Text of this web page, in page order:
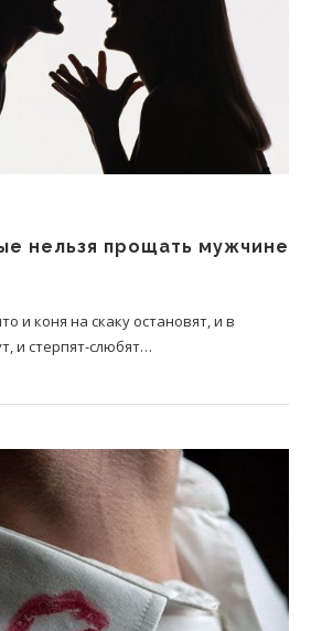
нельзя прощать мужчине
и коня на скаку остановят, и в
и стерпят-слюбят…